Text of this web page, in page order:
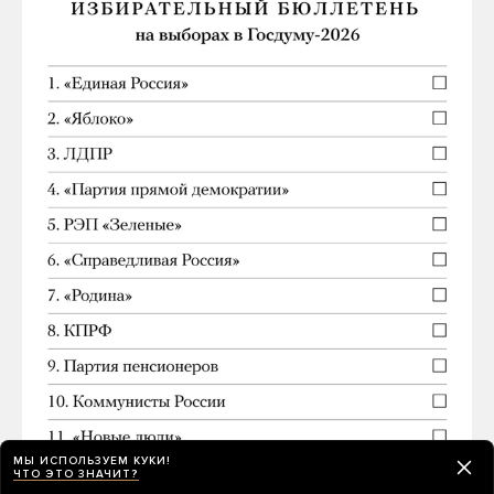
Центризбирком РФ провел жеребьевку, по итогам которой
МЫ ИСПОЛЬЗУЕМ КУКИ!
ЧТО ЭТО ЗНАЧИТ?